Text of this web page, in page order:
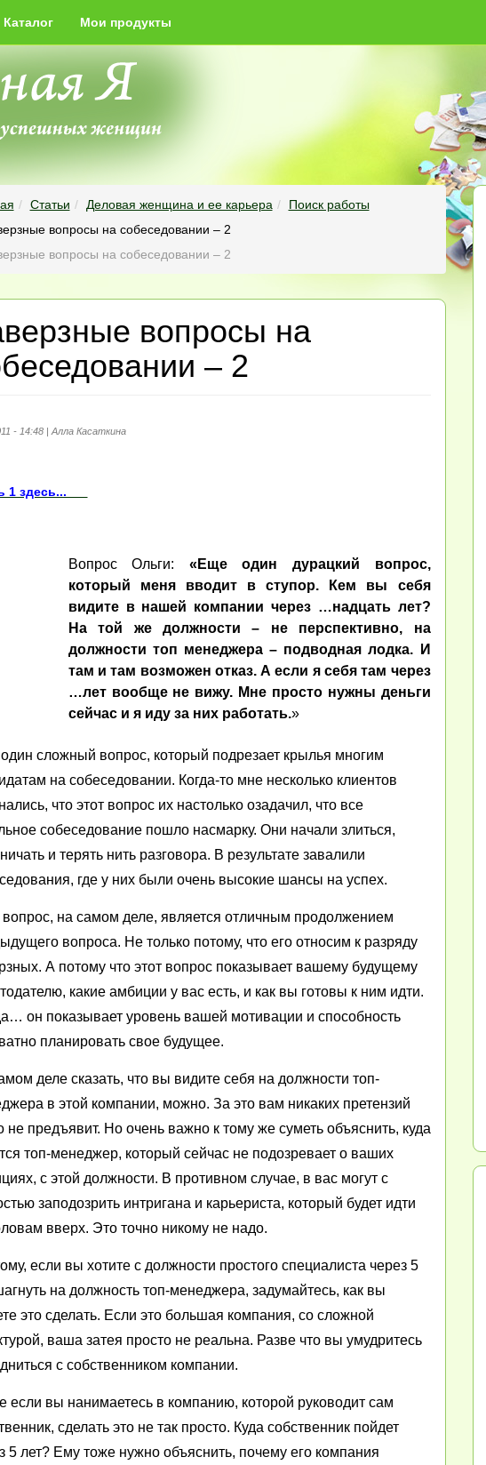
Каталог Мои продукты
Статьи Деловая женщина и ее карьера
Поиск работы
вопросы на собеседовании – 2
вопросы на собеседовании – 2
вопросы на
– 2
- 14:48 | Алла Касаткина
1 здесь...
Вопрос Ольги: «Еще один дурацкий вопрос,
который меня вводит в ступор. Кем вы себя
видите в нашей компании через …надцать лет?
На той же должности – не перспективно, на
должности топ менеджера – подводная лодка. И
там и там возможен отказ. А если я себя там через
…лет вообще не вижу. Мне просто нужны деньги
сейчас и я иду за них работать.»
сложный вопрос, который подрезает крылья многим
на собеседовании. Когда-то мне несколько клиентов
что этот вопрос их настолько озадачил, что все
собеседование пошло насмарку. Они начали злиться,
и терять нить разговора. В результате завалили
где у них были очень высокие шансы на успех.
вопрос, на самом деле, является отличным продолжением
вопроса. Не только потому, что его относим к разряду
А потому что этот вопрос показывает вашему будущему
какие амбиции у вас есть, и как вы готовы к ним идти.
он показывает уровень вашей мотивации и способность
планировать свое будущее.
деле сказать, что вы видите себя на должности топ-
в этой компании, можно. За это вам никаких претензий
не предъявит. Но очень важно к тому же суметь объяснить, куда
топ-менеджер, который сейчас не подозревает о ваших
с этой должности. В противном случае, в вас могут с
заподозрить интригана и карьериста, который будет идти
вверх. Это точно никому не надо.
если вы хотите с должности простого специалиста через 5
на должность топ-менеджера, задумайтесь, как вы
это сделать. Если это большая компания, со сложной
ваша затея просто не реальна. Разве что вы умудритесь
с собственником компании.
если вы нанимаетесь в компанию, которой руководит сам
сделать это не так просто. Куда собственник пойдет
5 лет? Ему тоже нужно объяснить, почему его компания